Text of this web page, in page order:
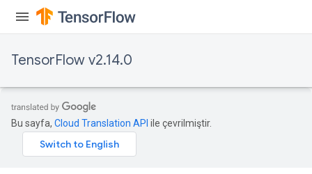
TensorFlow v2.14.0
Bu sayfa, Cloud Translation API ile çevrilmiştir.